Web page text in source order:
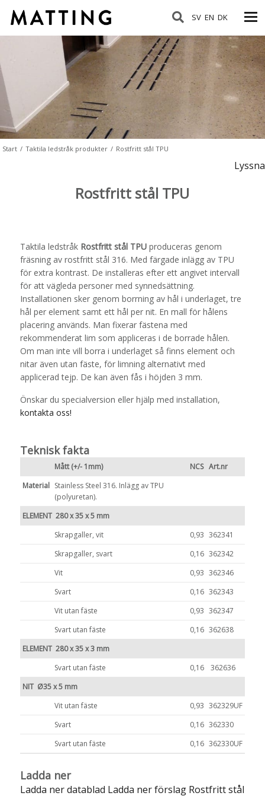
SV EN DK
Start / Taktila ledstråk produkter / Rostfritt stål TPU
Lyssna
Rostfritt stål TPU
Taktila ledstråk Rostfritt stål TPUproduceras genom
fräsning av rostfritt stål 316. Med färgade inlägg av TPU
för extra kontrast. De installeras efter ett angivet intervall
för att vägleda personer med synnedsättning.
Installationen sker genom borrning av hål i underlaget, tre
hål per element samt ett hål per nit. En mall för hålens
placering används. Man fixerar fästena med
rekommenderat lim som appliceras i de borrade hålen.
Om man inte vill borra i underlaget så finns element och
nitar även utan fäste, för limning alternativt med
applicerad tejp. De kan även fås i höjden 3 mm.
Önskar du specialversion eller hjälp med installation,
kontakta oss!
Teknisk fakta
Mått (+/- 1mm) NCS Art.nr
Material Stainless Steel 316. Inlägg av TPU
(polyuretan).
ELEMENT 280 x 35 x 5 mm
Skrapgaller, vit
0,93 362341
Skrapgaller, svart
0,16 362342
Vit
0,93 362346
Svart
0,16 362343
Vit utan fäste
0,93 362347
Svart utan fäste
0,16 362638
ELEMENT 280 x 35 x 3 mm
Svart utan fäste
0,16
362636
NIT Ø35 x 5 mm
Vit utan fäste
0,93 362329UF
Svart
0,16 362330
Svart utan fäste
0,16 362330UF
Ladda ner
Ladda ner datablad Ladda ner förslag Rostfritt stål